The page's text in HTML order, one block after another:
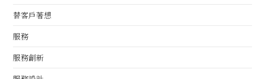
替客戶著想
服務
服務創新